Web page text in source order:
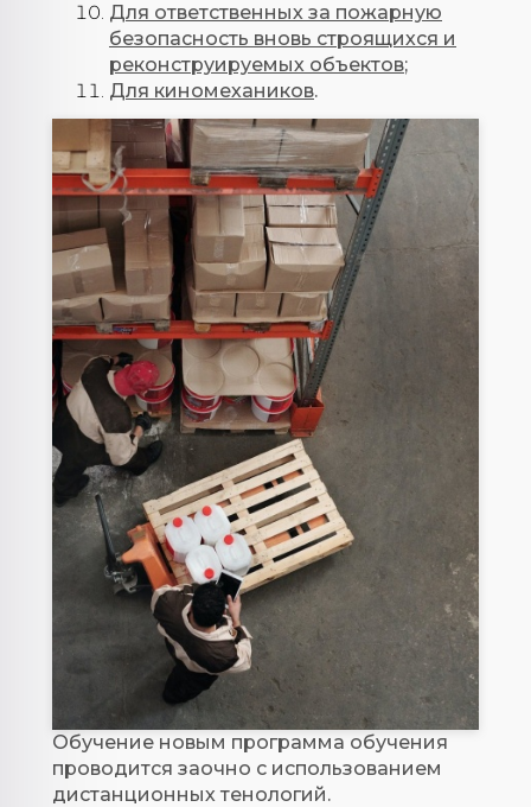
Для ответственных за пожарную
безопасность вновь строящихся и
реконструируемых объектов;
Для киномехаников.
Обучение новым программа обучения
проводится заочно с использованием
дистанционных тенологий.